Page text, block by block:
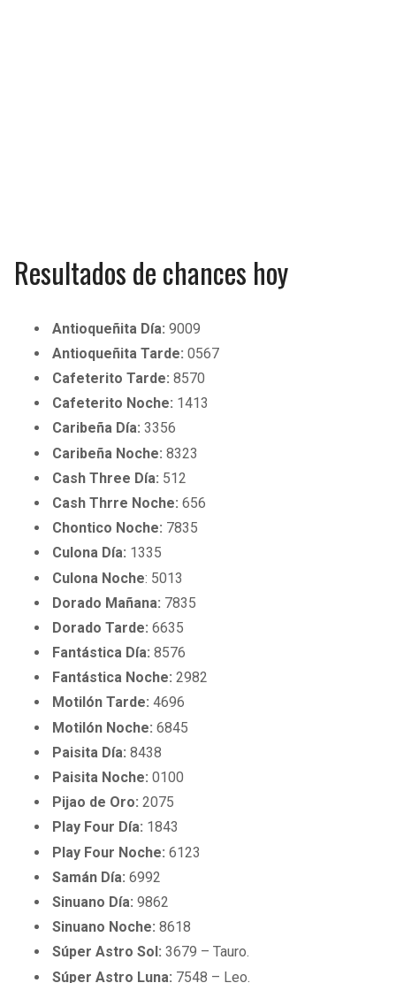
Resultados de chances hoy
Antioqueñita Día:9009
Antioqueñita Tarde:0567
Cafeterito Tarde:8570
Cafeterito Noche: 1413
Caribeña Día:3356
Caribeña Noche:8323
Cash Three Día: 512
Cash Thrre Noche:656
Chontico Noche: 7835
Culona Día: 1335
Culona Noche: 5013
Dorado Mañana: 7835
Dorado Tarde:6635
Fantástica Día:8576
Fantástica Noche:2982
Motilón Tarde:4696
Motilón Noche:6845
Paisita Día:8438
Paisita Noche:0100
Pijao de Oro:2075
Play Four Día: 1843
Play Four Noche:6123
Samán Día:6992
Sinuano Día:9862
Sinuano Noche:8618
Súper Astro Sol:3679 – Tauro.
Súper Astro Luna: 7548 – Leo.